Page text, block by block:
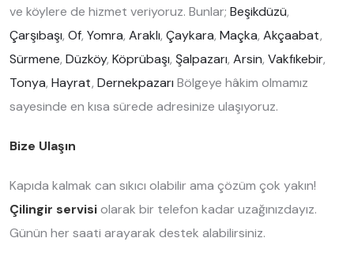
ve köylere de hizmet veriyoruz. Bunlar; Beşikdüzü,
Çarşıbaşı, Of, Yomra, Araklı, Çaykara, Maçka, Akçaabat,
Sürmene, Düzköy, Köprübaşı, Şalpazarı, Arsin, Vakfıkebir,
Tonya, Hayrat, Dernekpazarı Bölgeye hâkim olmamız
sayesinde en kısa sürede adresinize ulaşıyoruz.
Bize Ulaşın
Kapıda kalmak can sıkıcı olabilir ama çözüm çok yakın!
Çilingir servisiolarak bir telefon kadar uzağınızdayız.
Günün her saati arayarak destek alabilirsiniz.